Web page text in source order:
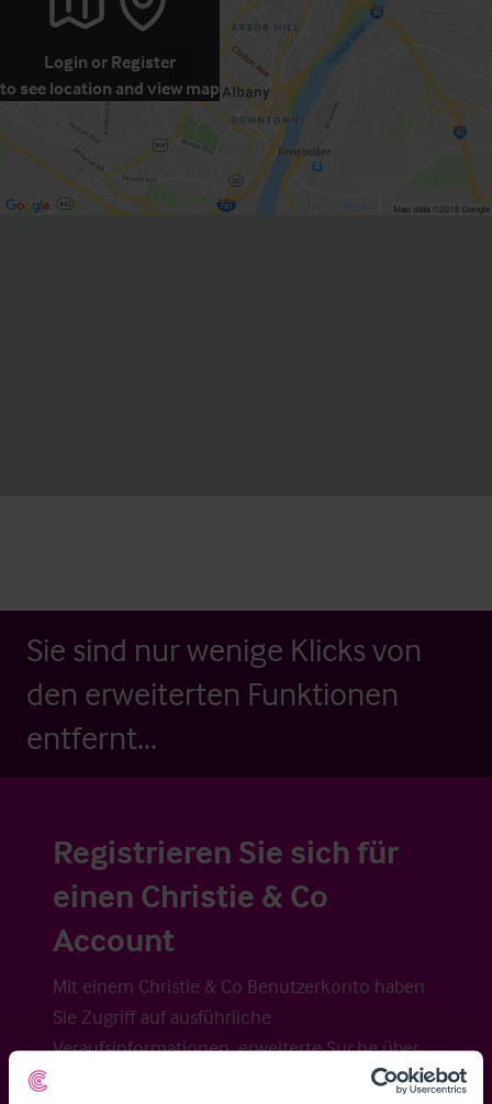
Login or Register
to see location and view map
Sie sind nur wenige Klicks von
den erweiterten Funktionen
entfernt...
Registrieren Sie sich für
einen Christie & Co
Account
Mit einem Christie & Co Benutzerkonto haben
Sie Zugriff auf ausführliche
Veraufsinformationen, erweiterte Suche über